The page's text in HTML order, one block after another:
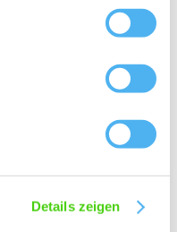
Details zeigen